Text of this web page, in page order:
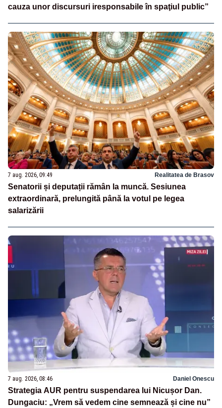
cauza unor discursuri iresponsabile în spaţiul public”
7 aug. 2026, 09:49 Realitatea de Brasov
Senatorii și deputații rămân la muncă. Sesiunea
extraordinară, prelungită până la votul pe legea
salarizării
7 aug. 2026, 08:46 Daniel Onescu
Strategia AUR pentru suspendarea lui Nicușor Dan.
Dungaciu: „Vrem să vedem cine semnează și cine nu”